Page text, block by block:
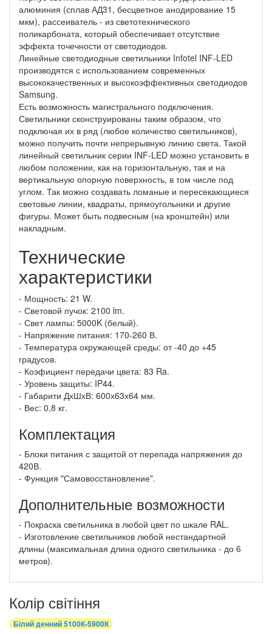
алюминия (сплав АД31, бесцветное анодирование 15
мкм), рассеиватель - из светотехнического
поликарбоната, который обеспечивает отсутствие
эффекта точечности от светодиодов.
Линейные светодиодные светильники Infotel INF-LED
производятся с использованием современных
высококачественных и высокоэффективных светодиодов
Samsung.
Есть возможность магистрального подключения.
Светильники сконструированы таким образом, что
подключая их в ряд (любое количество светильников),
можно получить почти непрерывную линию света. Такой
линейный светильник серии INF-LED можно установить в
любом положении, как на горизонтальную, так и на
вертикальную опорную поверхность, в том числе под
углом. Так можно создавать ломаные и пересекающиеся
световые линии, квадраты, прямоугольники и другие
фигуры. Может быть подвесным (на кронштейн) или
накладным.
Технические
характеристики
- Мощность: 21 W.
- Световой пучок: 2100 lm.
- Свет лампы: 5000K (белый).
- Напряжение питания: 170-260 В.
- Температура окружающей среды: от -40 до +45
градусов.
- Коэфициент передачи цвета: 83 Ra.
- Уровень защиты: IP44.
- Габарити ДхШхВ: 600х63х64 мм.
- Вес: 0,8 кг.
Комплектация
- Блоки питания с защитой от перепада напряжения до
420В.
- Функция "Самовосстановление".
Дополнительные возможности
- Покраска светильника в любой цвет по шкале RAL.
- Изготовление светильников любой нестандартной
длины (максимальная длина одного светильника - до 6
метров).
Колір світіння
Білий денний 5100К-5900К